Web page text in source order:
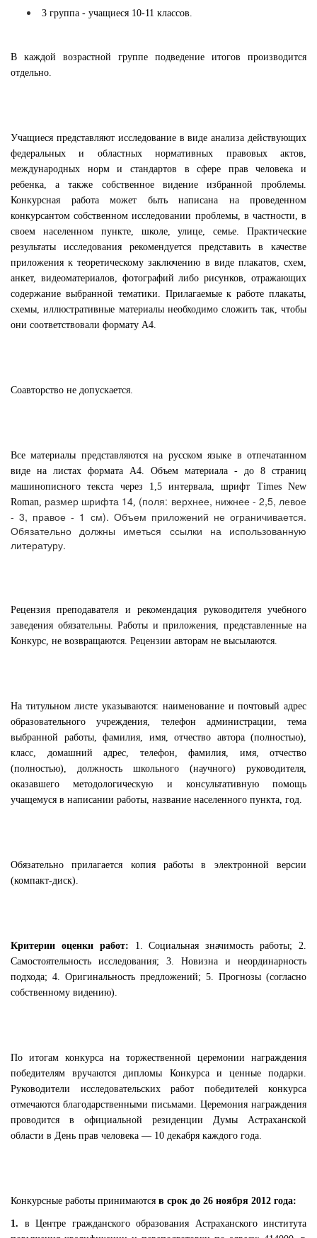
3 группа - учащиеся 10-11 классов.
В каждой возрастной группе подведение итогов производится
отдельно.
Учащиеся представляют исследование в виде анализа действующих
федеральных и областных нормативных правовых актов,
международных норм и стандартов в сфере прав человека и
ребенка, а также собственное видение избранной проблемы.
Конкурсная работа может быть написана на проведенном
конкурсантом собственном исследовании проблемы, в частности, в
своем населенном пункте, школе, улице, семье. Практические
результаты исследования рекомендуется представить в качестве
приложения к теоретическому заключению в виде плакатов, схем,
анкет, видеоматериалов, фотографий либо рисунков, отражающих
содержание выбранной тематики. Прилагаемые к работе плакаты,
схемы, иллюстративные материалы необходимо сложить так, чтобы
они соответствовали формату А4.
Соавторство не допускается.
Все материалы представляются на русском языке в отпечатанном
виде на листах формата А4. Объем материала - до 8 страниц
машинописного текста через 1,5 интервала, шрифт Times New
Roman, размер шрифта 14, (поля: верхнее, нижнее - 2,5, левое
- 3, правое - 1 см). Объем приложений не ограничивается.
Обязательно должны иметься ссылки на использованную
литературу.
Рецензия преподавателя и рекомендация руководителя учебного
заведения обязательны. Работы и приложения, представленные на
Конкурс, не возвращаются. Рецензии авторам не высылаются.
На титульном листе указываются: наименование и почтовый адрес
образовательного учреждения, телефон администрации, тема
выбранной работы, фамилия, имя, отчество автора (полностью),
класс, домашний адрес, телефон, фамилия, имя, отчество
(полностью), должность школьного (научного) руководителя,
оказавшего методологическую и консультативную помощь
учащемуся в написании работы, название населенного пункта, год.
Обязательно прилагается копия работы в электронной версии
(компакт-диск).
Критерии оценки работ: 1. Социальная значимость работы; 2.
Самостоятельность исследования; 3. Новизна и неординарность
подхода; 4. Оригинальность предложений; 5. Прогнозы (согласно
собственному видению).
По итогам конкурса на торжественной церемонии награждения
победителям вручаются дипломы Конкурса и ценные подарки.
Руководители исследовательских работ победителей конкурса
отмечаются благодарственными письмами. Церемония награждения
проводится в официальной резиденции Думы Астраханской
области в День прав человека — 10 декабря каждого года.
Конкурсные работы принимаются в срок до 26 ноября 2012 года:
1. в Центре гражданского образования Астраханского института